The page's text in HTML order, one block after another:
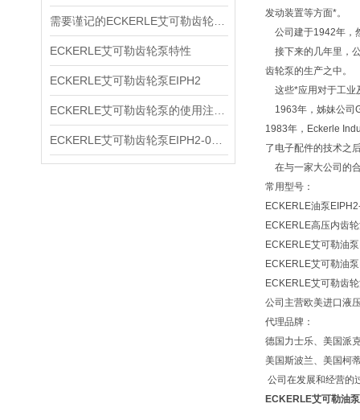
ECKERLE艾可勒齿轮泵特性
ECKERLE艾可勒齿轮泵EIPH2
发动装置等方面*。
公司建于1942年，
接下来的几年里，
齿轮泵的生产之中。
这些*应用对于工业
1963年，姊妹公司
1983年，Eckerle
了电子配件的技术之
在与一家大公司的
常用型号：
ECKERLE油泵
ECKERLE高压内齿
ECKERLE艾可勒油
ECKERLE艾可勒油
ECKERLE艾可勒齿
公司主营欧美进口液
代理品牌：
德国力士乐、美国派
美国斯波兰、美国柯
公司在发展和经营的
ECKERLE艾可勒油